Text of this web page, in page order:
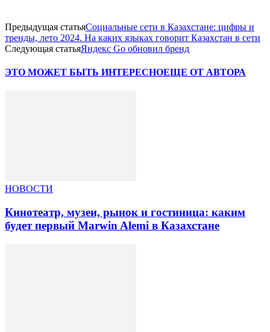
Предыдущая статьяСоциальные сети в Казахстане: цифры и
тренды, лето 2024. На каких языках говорит Казахстан в сети
Следующая статьяЯндекс Go обновил бренд
ЭТО МОЖЕТ БЫТЬ ИНТЕРЕСНОЕЩЕ ОТ АВТОРА
НОВОСТИ
Кинотеатр, музеи, рынок и гостиница: каким
будет первый Marwin Alemi в Казахстане